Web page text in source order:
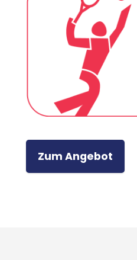
Zum Angebot